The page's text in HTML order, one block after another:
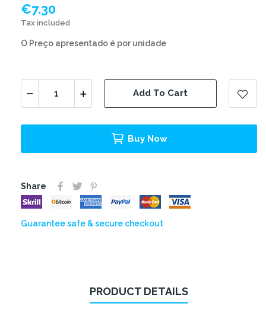
€7.30
Tax included
O Preço apresentado é por unidade
Add To Cart
Buy Now
Share
Guarantee safe & secure checkout
PRODUCT DETAILS